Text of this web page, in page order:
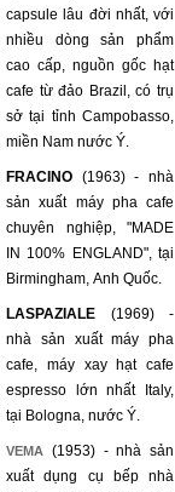
capsule lâu đời nhất, với
nhiều dòng sản phẩm
cao cấp, nguồn gốc hạt
cafe từ đảo Brazil, có trụ
sở tại tỉnh Campobasso,
miền Nam nước Ý.
FRACINO (1963) - nhà
sản xuất máy pha cafe
chuyên nghiệp, "MADE
IN 100% ENGLAND", tại
Birmingham, Anh Quốc.
LASPAZIALE (1969) -
nhà sản xuất máy pha
cafe, máy xay hạt cafe
espresso lớn nhất Italy,
tại Bologna, nước Ý.
VEMA
(1953) - nhà sản
xuất dụng cụ bếp nhà